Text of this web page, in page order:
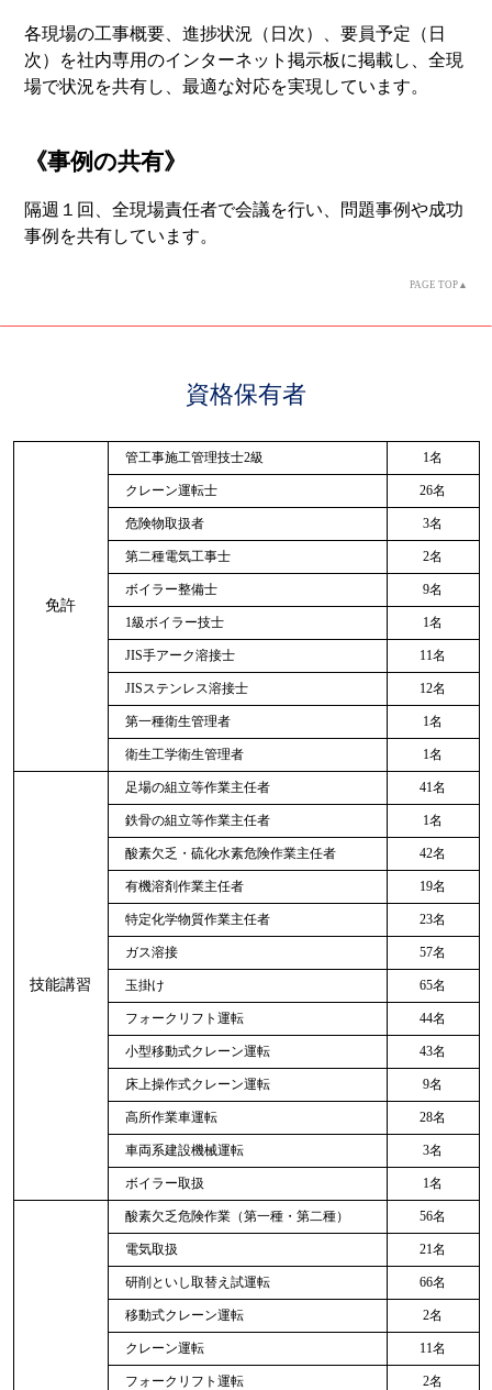
各現場の工事概要、進捗状況（日次）、要員予定（日
次）を社内専用のインターネット掲示板に掲載し、全現
場で状況を共有し、最適な対応を実現しています。
《事例の共有》
隔週１回、全現場責任者で会議を行い、問題事例や成功
事例を共有しています。
PAGE TOP▲
資格保有者
免許
管工事施工管理技士2級 1名
クレーン運転士 26名
危険物取扱者 3名
第二種電気工事士 2名
ボイラー整備士 9名
1級ボイラー技士 1名
JIS手アーク溶接士 11名
JISステンレス溶接士 12名
第一種衛生管理者 1名
衛生工学衛生管理者 1名
技能講習
足場の組立等作業主任者 41名
鉄骨の組立等作業主任者 1名
酸素欠乏・硫化水素危険作業主任者 42名
有機溶剤作業主任者 19名
特定化学物質作業主任者 23名
ガス溶接 57名
玉掛け 65名
フォークリフト運転 44名
小型移動式クレーン運転 43名
床上操作式クレーン運転 9名
高所作業車運転 28名
車両系建設機械運転 3名
ボイラー取扱 1名
酸素欠乏危険作業（第一種・第二種） 56名
電気取扱 21名
研削といし取替え試運転 66名
移動式クレーン運転 2名
クレーン運転 11名
フォークリフト運転 2名